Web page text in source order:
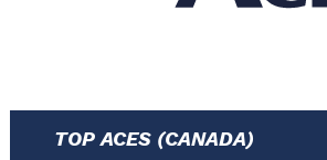
TOP ACES (CANADA)